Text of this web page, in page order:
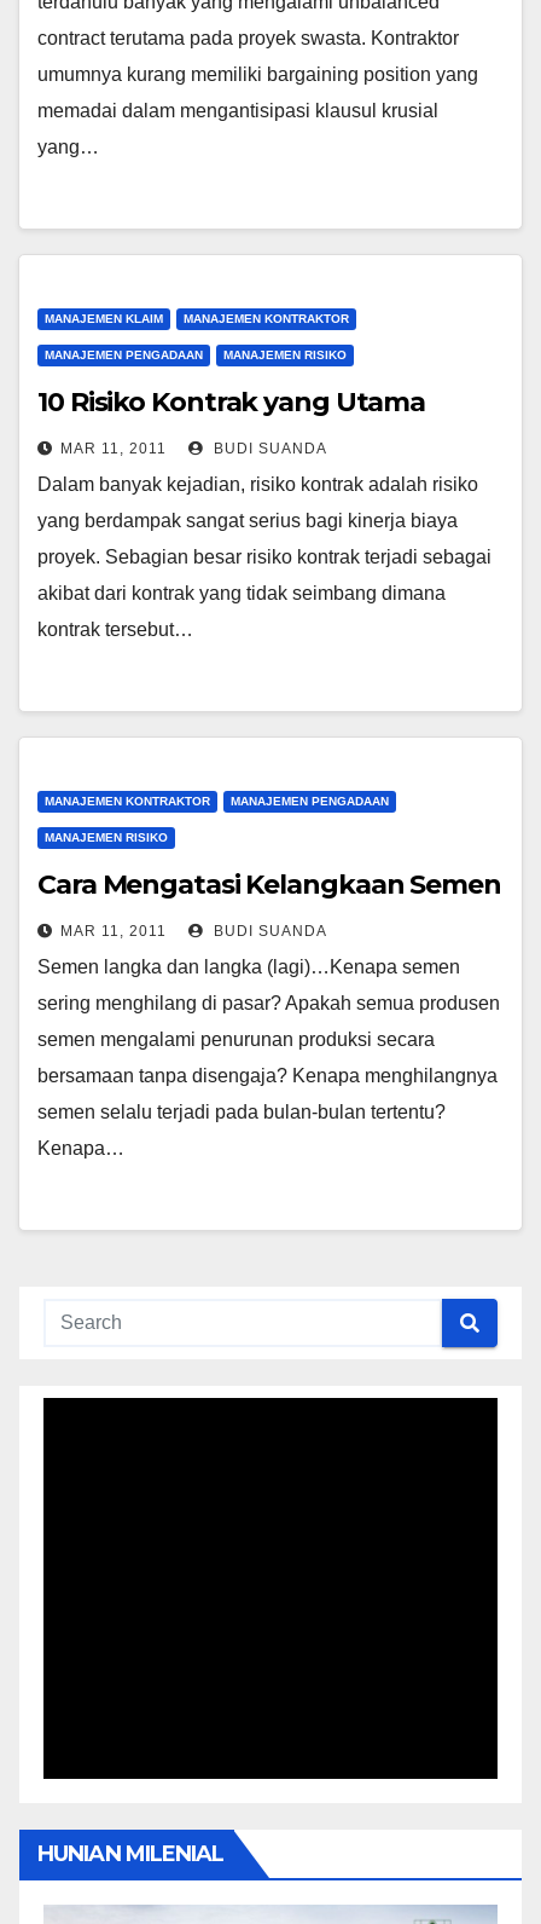
contract terutama pada proyek swasta. Kontraktor
umumnya kurang memiliki bargaining position yang
memadai dalam mengantisipasi klausul krusial
yang…
MANAJEMEN KLAIM MANAJEMEN KONTRAKTOR
MANAJEMEN PENGADAAN MANAJEMEN RISIKO
10 Risiko Kontrak yang Utama
MAR 11, 2011 BUDI SUANDA
Dalam banyak kejadian, risiko kontrak adalah risiko
yang berdampak sangat serius bagi kinerja biaya
proyek. Sebagian besar risiko kontrak terjadi sebagai
akibat dari kontrak yang tidak seimbang dimana
kontrak tersebut…
MANAJEMEN KONTRAKTOR MANAJEMEN PENGADAAN
MANAJEMEN RISIKO
Cara Mengatasi Kelangkaan Semen
MAR 11, 2011 BUDI SUANDA
Semen langka dan langka (lagi)…Kenapa semen
sering menghilang di pasar? Apakah semua produsen
semen mengalami penurunan produksi secara
bersamaan tanpa disengaja? Kenapa menghilangnya
semen selalu terjadi pada bulan-bulan tertentu?
Kenapa…
HUNIAN MILENIAL